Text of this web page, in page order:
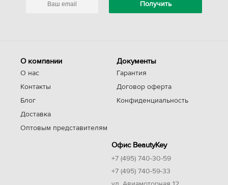
О компании
О нас
Контакты
Блог
Доставка
Оптовым представителям
Документы
Гарантия
Договор оферта
Конфиденциальность
Офис BeautyKey
+7 (495) 740-30-59
+7 (495) 740-59-33